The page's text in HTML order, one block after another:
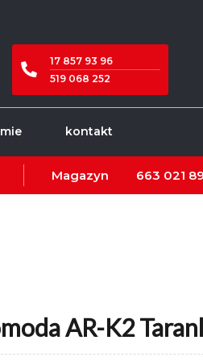
17 857 93 96
519 068 252
kontakt
Magazyn 663 021
AR-K2